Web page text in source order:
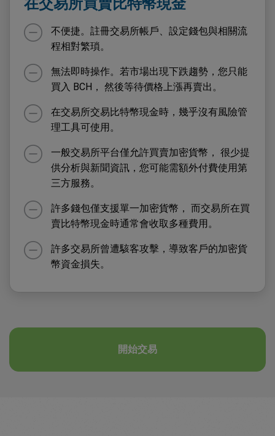
在交易所買賣比特幣現金
不便捷。註冊交易所帳戶、設定錢包與相關流
程相對繁瑣。
無法即時操作。若市場出現下跌趨勢，您只能
買入 BCH， 然後等待價格上漲再賣出。
在交易所交易比特幣現金時，幾乎沒有風險管
理工具可使用。
一般交易所平台僅允許買賣加密貨幣， 很少提
供分析與新聞資訊，您可能需額外付費使用第
三方服務。
許多錢包僅支援單一加密貨幣， 而交易所在買
賣比特幣現金時通常會收取多種費用。
許多交易所曾遭駭客攻擊，導致客戶的加密貨
幣資金損失。
開始交易